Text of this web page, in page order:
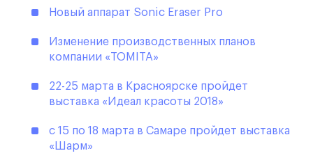
Новый аппарат Sonic Eraser Pro
Изменение производственных планов
компании «TOMITA»
22-25 марта в Красноярске пройдет
выставка «Идеал красоты 2018»
с 15 по 18 марта в Самаре пройдет выставка
«Шарм»